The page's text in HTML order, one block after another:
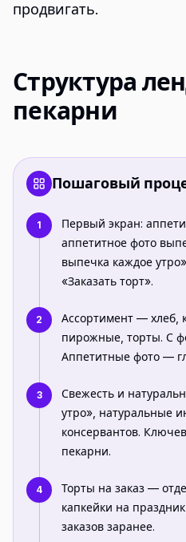
продвигать.
Структура
пекарни
Пошаговый
1
Первый экран:
аппетитное фото
выпечка каждое
«Заказать торт».
2
Ассортимент — хлеб,
пирожные, торты. С
Аппетитные фото —
3
Свежесть и
утро», натуральные
консервантов.
пекарни.
4
Торты на заказ —
капкейки на
заказов заранее.